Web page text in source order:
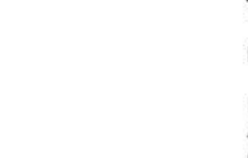
El 27 de
Enguany, el
compleixen